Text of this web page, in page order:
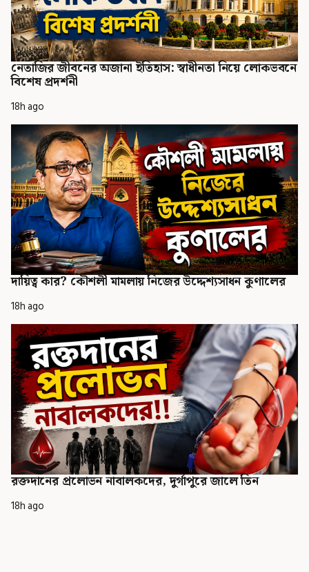
নেতাজির জীবনের অজানা ইতিহাস: স্বাধীনতা নিয়ে লোকভবনে
বিশেষ প্রদর্শনী
18h ago
দায়িত্ব কার? কৌশলী মামলায় নিজের উদ্দেশ্যসাধন কুণালের
18h ago
রক্তদানের প্রলোভন নাবালকদের, দুর্গাপুরে জালে তিন
18h ago